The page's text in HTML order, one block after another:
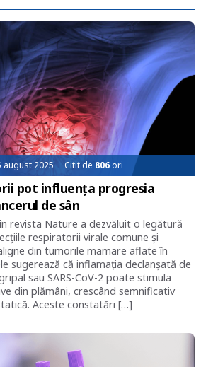
august 2025 Citit de 806ori
pot influența progresia
de sân
revista Nature a dezvăluit o legătură
respiratorii virale comune și
din tumorile mamare aflate în
sugerează că inflamația declanșată de
sau SARS-CoV-2 poate stimula
din plămâni, crescând semnificativ
Aceste constatări […]